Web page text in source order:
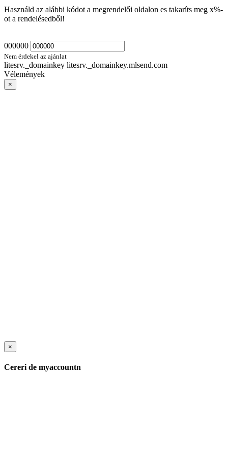
Használd az alábbi kódot a megrendelői oldalon es takaríts meg x%-
ot a rendelésedből!
000000
Nem érdekel az ajánlat
litesrv._domainkey litesrv._domainkey.mlsend.com
Vélemények
×
×
Cereri de myaccountn